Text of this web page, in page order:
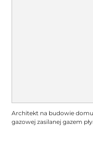
Architekt na budowie
gazowej zasilanej gazem